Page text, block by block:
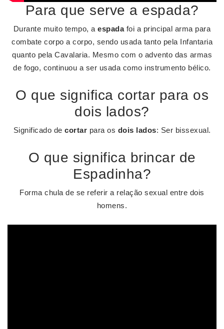
Para que serve a espada?
Durante muito tempo, aespadafoi a principal arma para
combate corpo a corpo, sendo usada tanto pela Infantaria
quanto pela Cavalaria. Mesmo com o advento das armas
de fogo, continuou a ser usada como instrumento bélico.
O que significa cortar para os
dois lados?
Significado de cortar para os dois lados: Ser bissexual.
O que significa brincar de
Espadinha?
Forma chula de se referir a relação sexual entre dois
homens.